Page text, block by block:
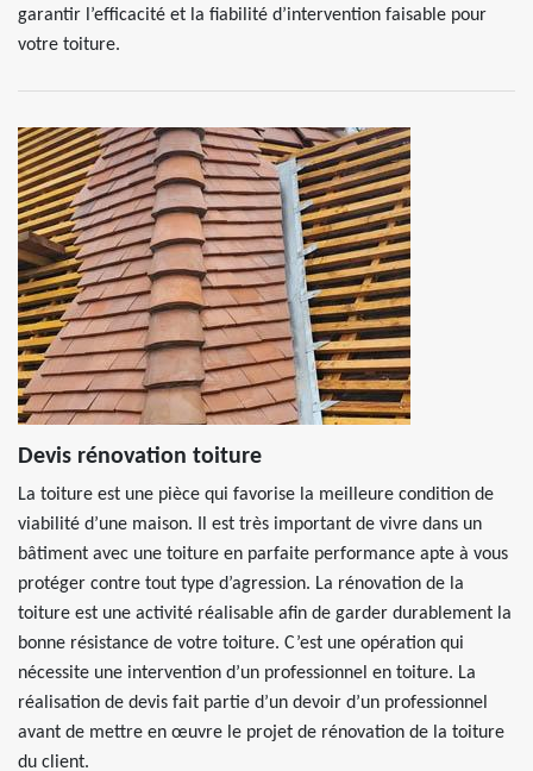
garantir l’efficacité et la fiabilité d’intervention faisable pour
votre toiture.
Devis rénovation toiture
La toiture est une pièce qui favorise la meilleure condition de
viabilité d’une maison. Il est très important de vivre dans un
bâtiment avec une toiture en parfaite performance apte à vous
protéger contre tout type d’agression. La rénovation de la
toiture est une activité réalisable afin de garder durablement la
bonne résistance de votre toiture. C’est une opération qui
nécessite une intervention d’un professionnel en toiture. La
réalisation de devis fait partie d’un devoir d’un professionnel
avant de mettre en œuvre le projet de rénovation de la toiture
du client.